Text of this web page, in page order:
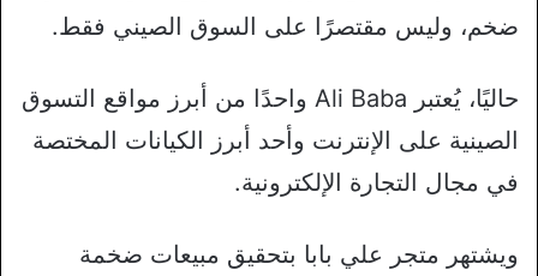
ضخم، وليس مقتصرًا على السوق الصيني فقط.
حاليًا، يُعتبر Ali Baba واحدًا من أبرز مواقع التسوق
الصينية على الإنترنت وأحد أبرز الكيانات المختصة
في مجال التجارة الإلكترونية.
ويشتهر متجر علي بابا بتحقيق مبيعات ضخمة